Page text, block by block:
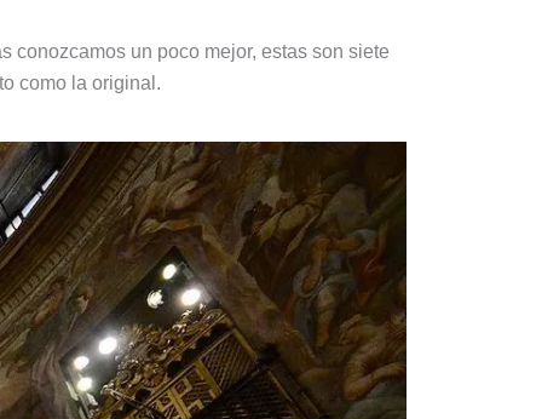
conozcamos un poco mejor, estas son siete
como la original.